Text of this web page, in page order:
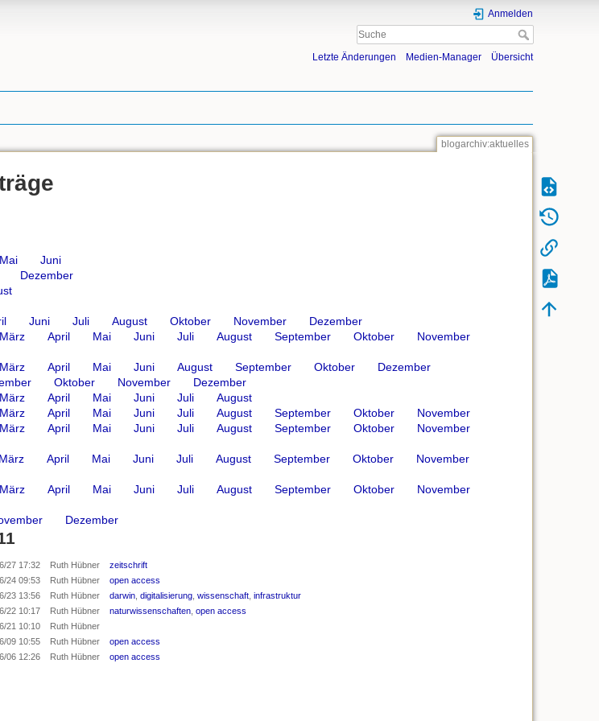
Anmelden
Letzte Änderungen Medien-Manager Übersicht
blogarchiv:aktuelles
Mai
Juni
Dezember
Juni Juli August Oktober November
Dezember
März April Mai Juni Juli August September Oktober
November
März April Mai Juni August September Oktober
Dezember
Oktober November
Dezember
März April Mai Juni Juli
August
März April Mai Juni Juli August September Oktober
November
März April Mai Juni Juli August September Oktober
November
März April Mai Juni Juli August September Oktober
November
März April Mai Juni Juli August September Oktober
November
Dezember
27 17:32 Ruth Hübner zeitschrift
24 09:53 Ruth Hübner open access
23 13:56 Ruth Hübner darwin digitalisierung wissenschaft infrastruktur
22 10:17 Ruth Hübner naturwissenschaften open access
21 10:10 Ruth Hübner
09 10:55 Ruth Hübner open access
06 12:26 Ruth Hübner open access